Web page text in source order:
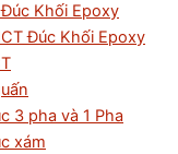
Khối Epoxy
Đúc Khối Epoxy
3 pha và 1 Pha
xám